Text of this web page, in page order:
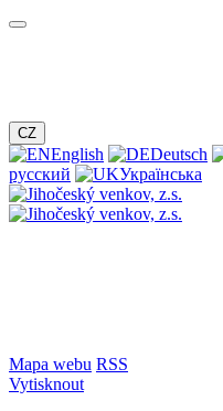
CZ
English Deutsch
русский
Українська
Mapa webu RSS
Vytisknout